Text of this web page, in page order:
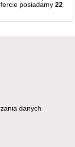
posiadamy22
danych